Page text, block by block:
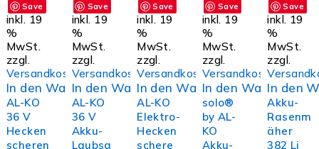
Save
inkl. 19
%
MwSt.
zzgl.
Versandkosten
In den Warenkorb
AL-KO
36 V
Hecken
scheren
Save
inkl. 19
%
MwSt.
zzgl.
Versandkosten
In den Warenkorb
AL-KO
36 V
Akku-
Laubsa
Save
inkl. 19
%
MwSt.
zzgl.
Versandkosten
In den Warenkorb
AL-KO
Elektro-
Hecken
schere
Save
inkl. 19
%
MwSt.
zzgl.
Versandkosten
In den Warenkorb
solo®
by AL-
KO
Akku-
Save
inkl. 19
%
MwSt.
zzgl.
In den
Akku-
Rasenm
äher
382 Li